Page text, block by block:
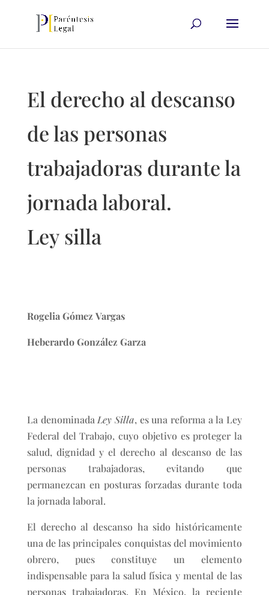
El derecho al descanso
de las personas
trabajadoras durante la
jornada laboral.
Ley silla
Rogelia Gómez Vargas
Heberardo González Garza
La denominada Ley Silla, es una reforma a la Ley
Federal del Trabajo, cuyo objetivo es proteger la
salud, dignidad y el derecho al descanso de las
personas trabajadoras, evitando que
permanezcan en posturas forzadas durante toda
la jornada laboral.
El derecho al descanso ha sido históricamente
una de las principales conquistas del movimiento
obrero, pues constituye un elemento
indispensable para la salud física y mental de las
personas trabajadoras. En México, la reciente